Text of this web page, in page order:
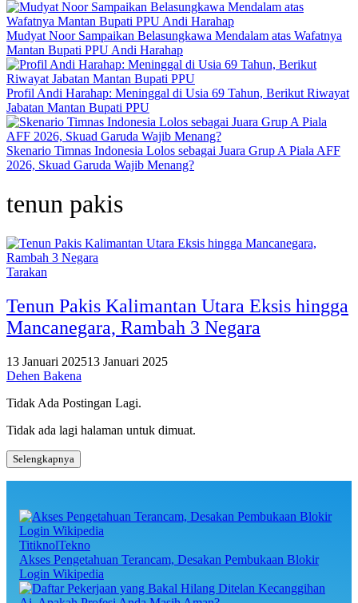
Mudyat Noor Sampaikan Belasungkawa Mendalam atas Wafatnya
Mantan Bupati PPU Andi Harahap
Profil Andi Harahap: Meninggal di Usia 69 Tahun, Berikut Riwayat
Jabatan Mantan Bupati PPU
Skenario Timnas Indonesia Lolos sebagai Juara Grup A Piala AFF
2026, Skuad Garuda Wajib Menang?
tenun pakis
Tarakan
Tenun Pakis Kalimantan Utara Eksis hingga
Mancanegara, Rambah 3 Negara
13 Januari 202513 Januari 2025
Dehen Bakena
Tidak Ada Postingan Lagi.
Tidak ada lagi halaman untuk dimuat.
Selengkapnya
TitiknolTekno
Akses Pengetahuan Terancam, Desakan Pembukaan Blokir
Login Wikipedia